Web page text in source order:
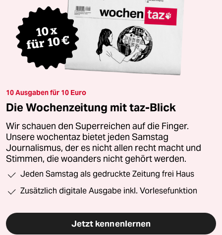
10 Ausgaben für 10 Euro
Die Wochenzeitung mit taz-Blick
Wir schauen den Superreichen auf die Finger.
Unsere wochentaz bietet jeden Samstag
Journalismus, der es nicht allen recht macht und
Stimmen, die woanders nicht gehört werden.
Jeden Samstag als gedruckte Zeitung frei Haus
Zusätzlich digitale Ausgabe inkl. Vorlesefunktion
Jetzt kennenlernen